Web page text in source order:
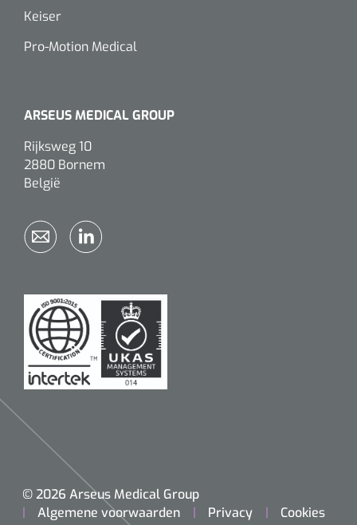
Keiser
Pro-Motion Medical
ARSEUS MEDICAL GROUP
Rijksweg 10
2880 Bornem
België
© 2026 Arseus Medical Group
Algemene voorwaarden
Privacy Cookies